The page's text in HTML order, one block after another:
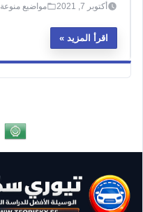
أكتوبر 7, 2021 مواضيع منوعة
اقرأ المزيد